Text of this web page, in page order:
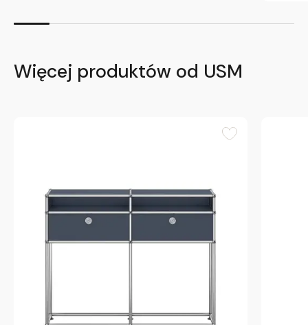
Więcej produktów od USM